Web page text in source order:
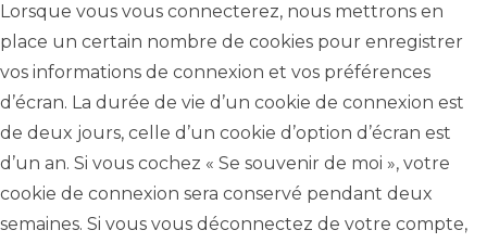
Lorsque vous vous connecterez, nous mettrons en
place un certain nombre de cookies pour enregistrer
vos informations de connexion et vos préférences
d’écran. La durée de vie d’un cookie de connexion est
de deux jours, celle d’un cookie d’option d’écran est
d’un an. Si vous cochez « Se souvenir de moi », votre
cookie de connexion sera conservé pendant deux
semaines. Si vous vous déconnectez de votre compte,